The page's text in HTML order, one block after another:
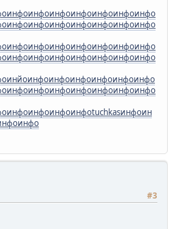
инфоинфоинфоинфоинфоинфоинфо
инфоинфоинфоинфоинфоинфоинфо
инфоинфоинфоинфоинфоинфоинфо
инфоинфоинфоинфоинфоинфоинфо
инйоинфоинфоинфоинфоинфоинфо
инфоинфоинфоинфоинфоинфоинфо
инфоинфоинфоинфоtuchkasинфоин
инфо
#3